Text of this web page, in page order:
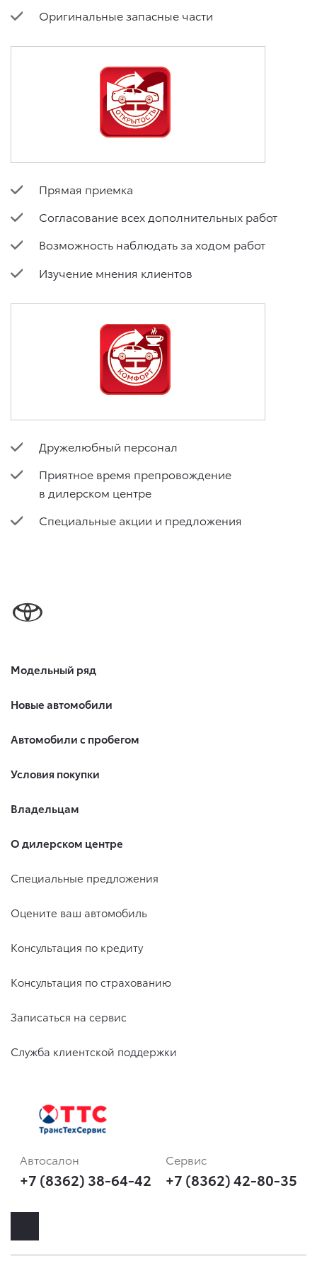
Оригинальные запасные части
Прямая приемка
Согласование всех дополнительных работ
Возможность наблюдать за ходом работ
Изучение мнения клиентов
Дружелюбный персонал
Приятное время препровождение
в дилерском центре
Специальные акции и предложения
Модельный ряд
Новые автомобили
Автомобили с пробегом
Условия покупки
Владельцам
О дилерском центре
Специальные предложения
Оцените ваш автомобиль
Консультация по кредиту
Консультация по страхованию
Записаться на сервис
Служба клиентской поддержки
Автосалон
+7 (8362) 38-64-42
Сервис
+7 (8362) 42-80-35